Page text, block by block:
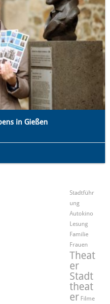
in Gießen
Stadtführ
ung
Autokino
Lesung
Familie
Frauen
Theat
er
Stadt
theat
er Filme